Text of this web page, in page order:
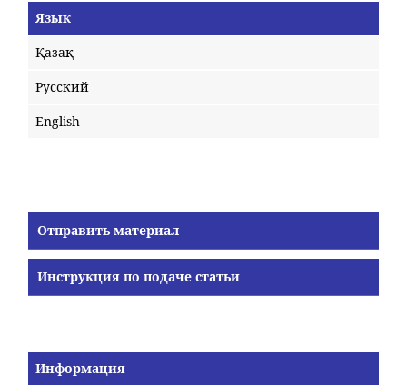
Язык
Қазақ
Русский
English
Отправить материал
Инструкция по подаче статьи
Информация